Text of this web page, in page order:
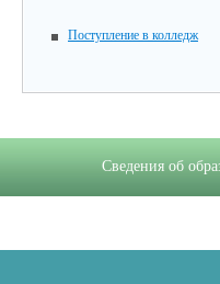
Поступление в колледж
Сведения об